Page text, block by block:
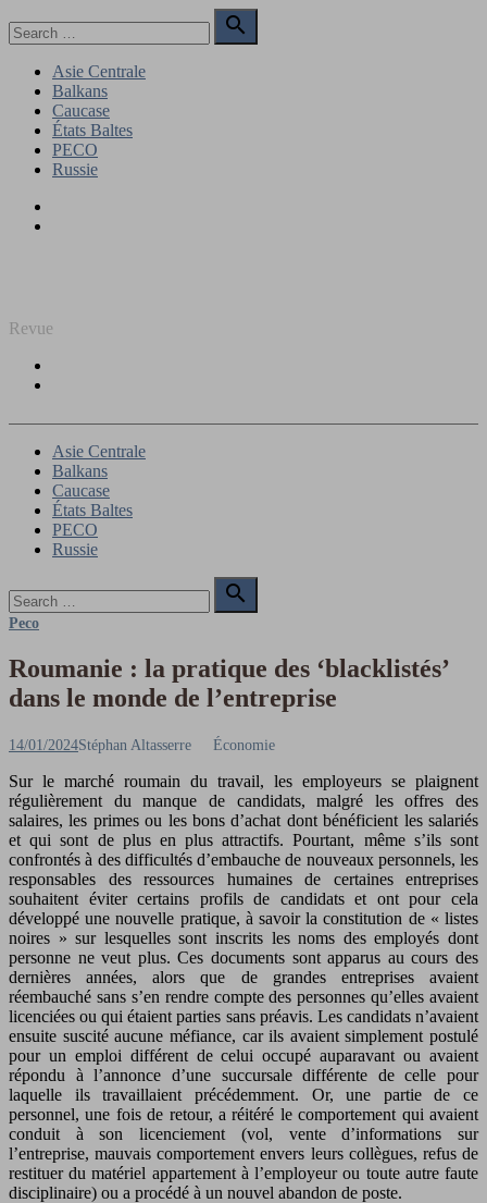
to
for:

Search
Asie Centrale
Balkans
Caucase
États Baltes
PECO
Russie
Revue
Asie Centrale
Balkans
Caucase
États Baltes
PECO
Russie
for:

Search
Peco
Roumanie : la pratique des ‘blacklistés’
dans le monde de l’entreprise
Posted
14/01/2024Author
Stéphan Altasserre Économie
Sur le marché roumain du travail, les employeurs se plaignent
régulièrement du manque de candidats, malgré les offres des
salaires, les primes ou les bons d’achat dont bénéficient les salariés
et qui sont de plus en plus attractifs. Pourtant, même s’ils sont
confrontés à des difficultés d’embauche de nouveaux personnels, les
responsables des ressources humaines de certaines entreprises
souhaitent éviter certains profils de candidats et ont pour cela
développé une nouvelle pratique, à savoir la constitution de « listes
noires » sur lesquelles sont inscrits les noms des employés dont
personne ne veut plus. Ces documents sont apparus au cours des
dernières années, alors que de grandes entreprises avaient
réembauché sans s’en rendre compte des personnes qu’elles avaient
licenciées ou qui étaient parties sans préavis. Les candidats n’avaient
ensuite suscité aucune méfiance, car ils avaient simplement postulé
pour un emploi différent de celui occupé auparavant ou avaient
répondu à l’annonce d’une succursale différente de celle pour
laquelle ils travaillaient précédemment. Or, une partie de ce
personnel, une fois de retour, a réitéré le comportement qui avaient
conduit à son licenciement (vol, vente d’informations sur
l’entreprise, mauvais comportement envers leurs collègues, refus de
restituer du matériel appartement à l’employeur ou toute autre faute
disciplinaire) ou a procédé à un nouvel abandon de poste.